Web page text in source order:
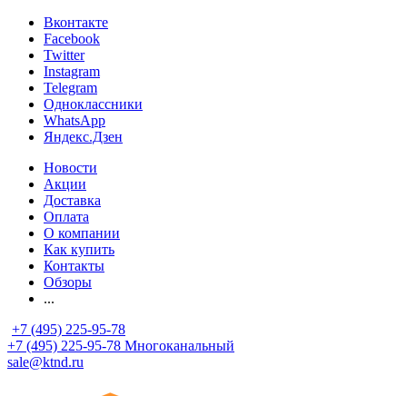
Вконтакте
Facebook
Twitter
Instagram
Telegram
Одноклассники
WhatsApp
Яндекс.Дзен
Новости
Акции
Доставка
Оплата
О компании
Как купить
Контакты
Обзоры
...
+7 (495) 225-95-78
+7 (495) 225-95-78 Многоканальный
sale@ktnd.ru